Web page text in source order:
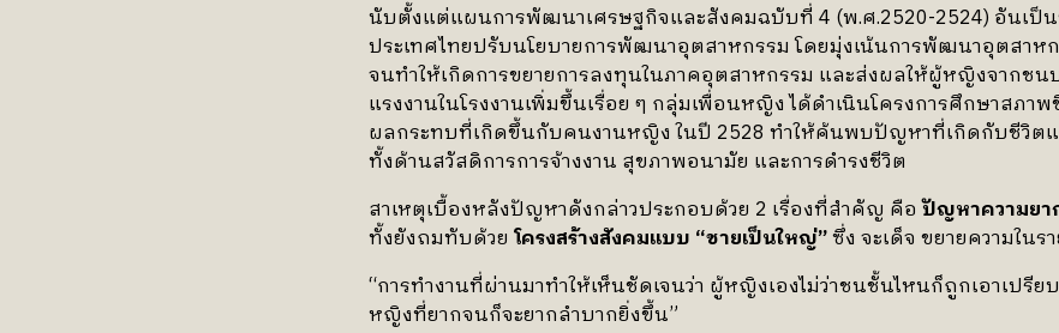
นับตั้งแต่แผนการพัฒนาเศรษฐกิจและสังคมฉบับที่ 4 (พ.ศ.2520-2524) อันเป็น
ประเทศไทยปรับนโยบายการพัฒนาอุตสาหกรรม โดยมุ่งเน้นการพัฒนาอุตสาห
จนทำให้เกิดการขยายการลงทุนในภาคอุตสาหกรรม และส่งผลให้ผู้หญิงจากชน
แรงงานในโรงงานเพิ่มขึ้นเรื่อย ๆ กลุ่มเพื่อนหญิง ได้ดำเนินโครงการศึกษาสภา
ผลกระทบที่เกิดขึ้นกับคนงานหญิง ในปี 2528 ทำให้ค้นพบปัญหาที่เกิดกับชีวิต
ทั้งด้านสวัสดิการการจ้างงาน สุขภาพอนามัย และการดำรงชีวิต
สาเหตุเบื้องหลังปัญหาดังกล่าวประกอบด้วย 2 เรื่องที่สำคัญ คือปัญหาความยา
ทั้งยังถมทับด้วย โครงสร้างสังคมแบบ “ชายเป็นใหญ่”ซึ่ง จะเด็จ ขยายความในร
“การทำงานที่ผ่านมาทำให้เห็นชัดเจนว่า ผู้หญิงเองไม่ว่าชนชั้นไหนก็ถูกเอาเปรี
หญิงที่ยากจนก็จะยากลำบากยิ่งขึ้น”